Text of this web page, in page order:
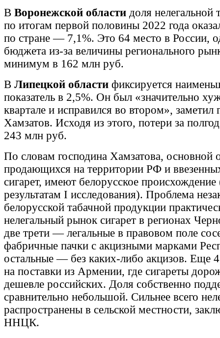
В Воронежской области доля нелегальной
по итогам первой половины 2022 года
по стране — 7,1%. Это 64 место в России,
бюджета из-за величины регионального
минимум в 162 млн руб.
В Липецкой области фиксируется
показатель в 2,5%. Он был «значительно
квартале и исправился во втором», заметил
Хамзатов. Исходя из этого, потери за
243 млн руб.
По словам господина Хамзатова, основной
продающихся на территории РФ и
сигарет, имеют белорусское происхождение
результатам I исследования). Проблема
белорусской табачной продукции
нелегальный рынок сигарет в регионах
две трети — легальные в правовом поле
фабричные пачки с акцизными марками
остальные — без каких-либо акцизов. Еще
на поставки из Армении, где сигареты
дешевле российских. Доля собственно
сравнительно небольшой. Сильнее всего
распространены в сельской местности,
ННЦК.